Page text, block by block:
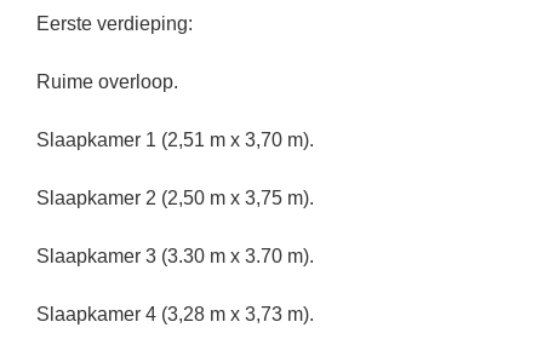
Eerste verdieping:
Ruime overloop.
Slaapkamer 1 (2,51 m x 3,70 m).
Slaapkamer 2 (2,50 m x 3,75 m).
Slaapkamer 3 (3.30 m x 3.70 m).
Slaapkamer 4 (3,28 m x 3,73 m).